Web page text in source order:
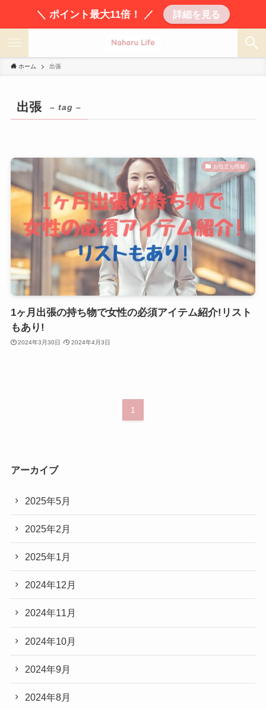
＼ ポイント最大11倍！ ／ 詳細を見る
ホーム 出張
出張 – tag –
お役立ち情報
1ヶ月出張の持ち物で女性の必須アイテム紹介!リスト
もあり!
2024年3月30日 2024年4月3日
1
アーカイブ
2025年5月
2025年2月
2025年1月
2024年12月
2024年11月
2024年10月
2024年9月
2024年8月